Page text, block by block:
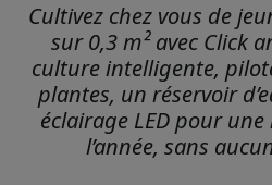
Cultivez chez vous de
sur 0,3 m² avec Click
culture intelligente,
plantes, un réservoir
éclairage LED pour
l’année, sans